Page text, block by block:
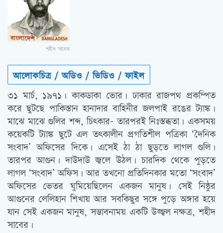
শহীদ সাবের
আলোকচিত্র / অডিও / ভিডিও / ফাইল
৩১ মার্চ, ১৯৭১। কাকডাকা ভোর। ঢাকার রাজপথ প্রকম্পিত
করে ছুটছে পাকিস্তান হানাদার বাহিনীর জলপাই রঙের ট্যাঙ্ক।
মাঝে মাঝে গুলির শব্দ, চিত্‍কার- তারপরই নিঃস্তব্ধতা। একসময়
কয়েকটি ট্যাঙ্ক ছুটে এল তত্‍কালীন প্রগতিশীল পত্রিকা ‘দৈনিক
সংবাদ’ অফিসের দিকে। এসেই ঠা ঠা ছুড়তে লাগল গুলি।
তারপর আগুন। দাউদাউ জ্বলে উঠল। চারদিক থেকে পুড়তে
লাগল ‘সংবাদ’ অফিস। আর তখনো প্রতিদিনকার মতো ‘সংবাদ’
অফিসের ভেতর ঘুমিয়েছিলেন একজন মানুষ। সেই নিষ্ঠুর
আগুনের লেলিহান শিখায় আর সবকিছুর সঙ্গে পুড়ে অঙ্গার হয়ে
যান সেই একজন মানুষ, সম্ভাবনাময় একটি উজ্জ্বল নক্ষত্র, শহীদ
সাবের।